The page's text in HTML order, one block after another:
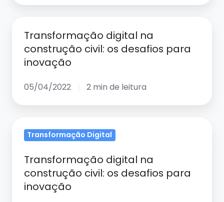
civil
digital
construção
desafios
inovação
Transformação digital na
construção civil: os desafios para
inovação
05/04/2022 2 min de leitura
digital
construção
civil:
Transformação Digital
Transformação digital na
construção civil: os desafios para
inovação